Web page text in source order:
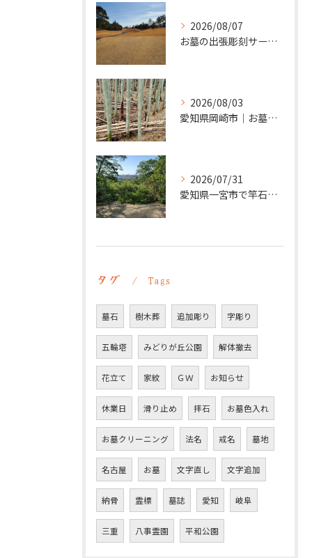
2026/08/07
お墓の出張彫刻サービス【彫刻本舗】愛知県清須市
2026/08/03
愛知県岡崎市｜お墓の追加彫り施工例 ｜彫刻本舗
2026/07/31
愛知県一宮市で竿石への追加彫刻｜彫刻本舗
タグ Tags
墓石 樹木葬 追加彫り 字彫り
五輪塔 みどりが丘公園 解体撤去
花立て 家紋 ＧＷ お知らせ
休業日 滑り止め 拝石 お墓色入れ
お墓クリーニング 法名 戒名 墓地
名古屋 お墓 文字直し 文字追加
納骨 霊標 墓誌 愛知 岐阜
三重 八事霊園 平和公園